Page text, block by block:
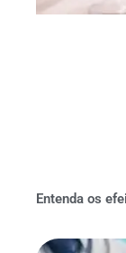
Entenda os